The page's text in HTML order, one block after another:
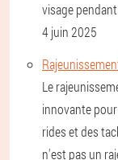
visage
4 juin 2025
Le
innovante
rides et des
n'est pas un